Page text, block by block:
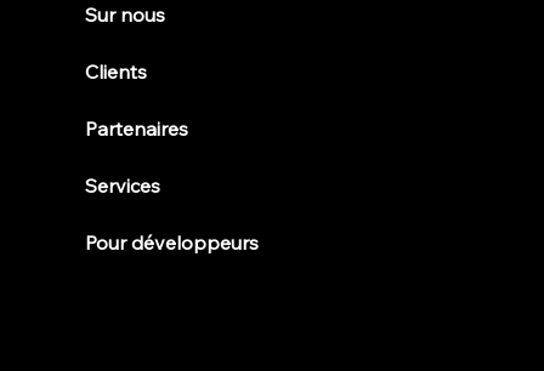
Sur nous
Clients
Partenaires
Services
Pour développeurs